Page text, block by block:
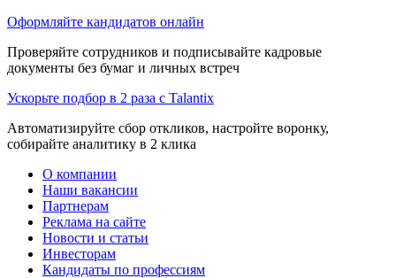
Оформляйте кандидатов онлайн
Проверяйте сотрудников и подписывайте кадровые
документы без бумаг и личных встреч
Ускорьте подбор в 2 раза с Talantix
Автоматизируйте сбор откликов, настройте воронку,
собирайте аналитику в 2 клика
О компании
Наши вакансии
Партнерам
Реклама на сайте
Новости и статьи
Инвесторам
Кандидаты по профессиям